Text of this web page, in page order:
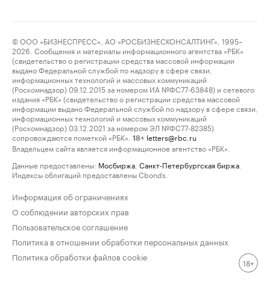
© ООО «БИЗНЕСПРЕСС», АО «РОСБИЗНЕСКОНСАЛТИНГ», 1995–
2026. Сообщения и материалы информационного агентства «РБК»
(свидетельство о регистрации средства массовой информации
выдано Федеральной службой по надзору в сфере связи,
информационных технологий и массовых коммуникаций
(Роскомнадзор) 09.12.2015 за номером ИА №ФС77-63848) и сетевого
издания «РБК» (свидетельство о регистрации средства массовой
информации выдано Федеральной службой по надзору в сфере связи,
информационных технологий и массовых коммуникаций
(Роскомнадзор) 03.12.2021 за номером ЭЛ №ФС77-82385)
сопровождаются пометкой «РБК».
18+ letters@rbc.ru
Владельцем сайта является информационное агентство «РБК».
Данные предоставлены: Мосбиржа Санкт-Петербургская биржа
Индексы облигаций предоставлены Cbonds.
Информация об ограничениях
О соблюдении авторских прав
Пользовательское соглашение
Политика в отношении обработки персональных данных
Политика обработки файлов cookie
18+